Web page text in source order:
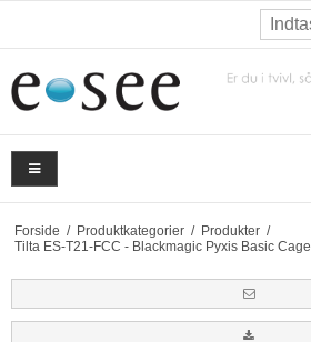
Forside / Produktkategorier / Produkter /
Tilta ES-T21-FCC - Blackmagic Pyxis Basic Cage